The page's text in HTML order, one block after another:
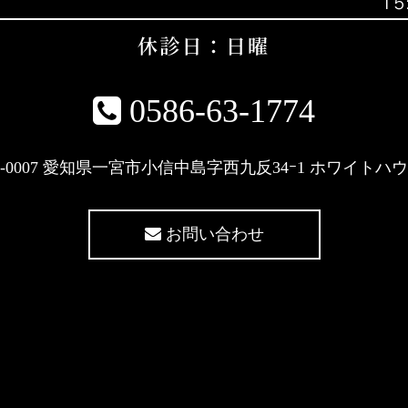
0586-63-1774
0007 愛知県一宮市小信中島字西九反34ｰ1 ホワイトハ
お問い合わせ